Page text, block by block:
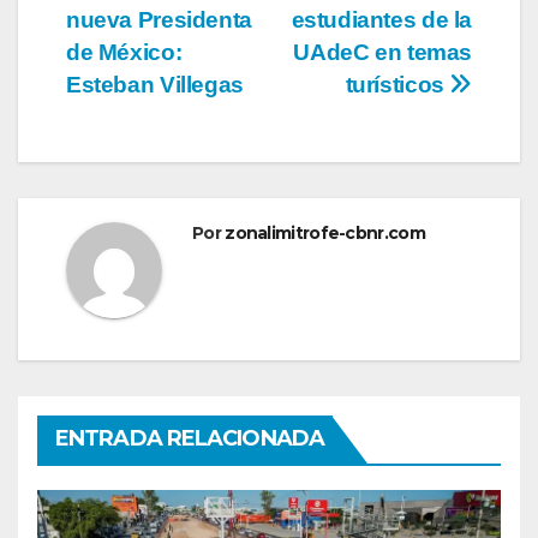
de
entradas
estudiantes de la
UAdeC en temas
turísticos
nueva Presidenta
de México:
Esteban Villegas
Porzonalimitrofe-cbnr.com
ENTRADA RELACIONADA